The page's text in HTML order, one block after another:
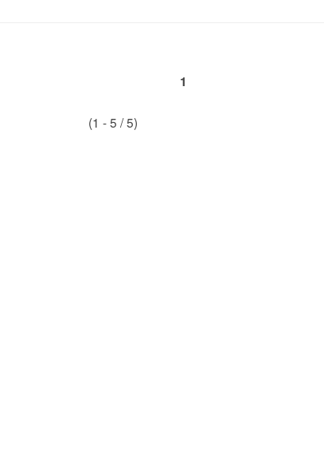
1
(1 - 5 / 5)